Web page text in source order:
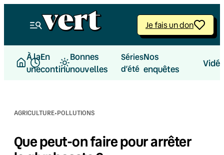
Je fais un don
À la
une
En
continu
Bonnes
nouvelles
Séries
d’été
Nos
enquêtes
AGRICULTURE·POLLUTIONS
Que peut-on faire pour arrêter